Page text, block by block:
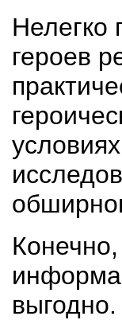
Нелегко
героев
выгодно.